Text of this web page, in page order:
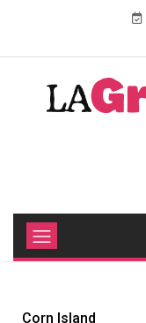
Corn Island